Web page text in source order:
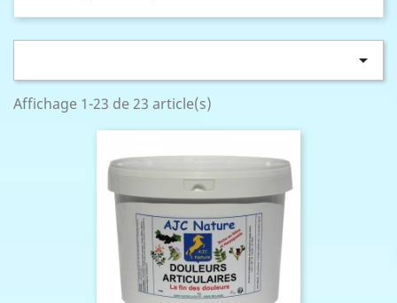

Affichage 1-23 de 23 article(s)